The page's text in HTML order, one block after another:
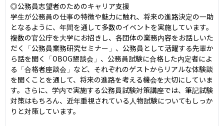
◎公務員志望者のためのキャリア支援
学生が公務員の仕事の特徴や魅力に触れ、将来の進路決定の一助
となるように、年間を通して多数のイベントを実施しています。
複数の官公庁を大学にお招きし、各団体の業務内容をお話しいた
だく「公務員業務研究セミナー」、公務員として活躍する先輩か
ら話を聞く「OBOG懇談会」、公務員試験に合格した内定者によ
る「合格者座談会」など、それぞれのゲストからリアルな体験談
を聞くことを通して、将来の進路を考える機会を大切にしていま
す。さらに、学内で実施する公務員試験対策講座では、筆記試験
対策はもちろん、近年重視されている人物試験についてもしっか
りと対策しています。